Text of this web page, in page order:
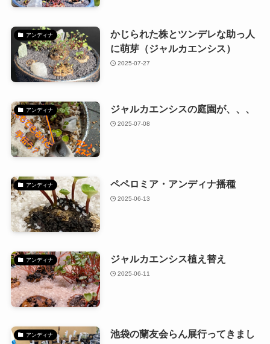
アンディナ
かじられた株とツンデレな助っ人
に萌芽（ジャルカエンシス）
2025-07-27
アンディナ ジャルカエンシスの庭園が、、、
2025-07-08
アンディナ ペペロミア・アンディナ播種
2025-06-13
アンディナ ジャルカエンシス植え替え
2025-06-11
アンディナ
池袋の蘭友会らん展行ってきまし